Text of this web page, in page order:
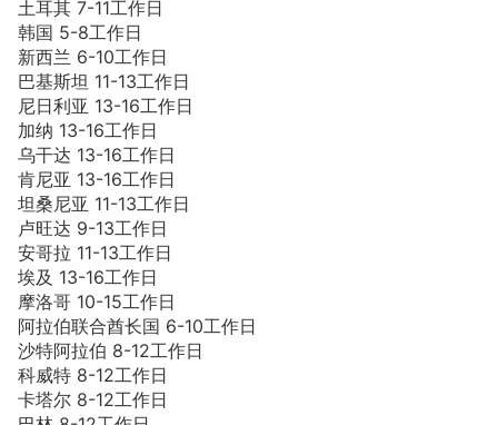
土耳其 7-11工作日
韩国 5-8工作日
新西兰 6-10工作日
巴基斯坦 11-13工作日
尼日利亚 13-16工作日
加纳 13-16工作日
乌干达 13-16工作日
肯尼亚 13-16工作日
坦桑尼亚 11-13工作日
卢旺达 9-13工作日
安哥拉 11-13工作日
埃及 13-16工作日
摩洛哥 10-15工作日
阿拉伯联合酋长国 6-10工作日
沙特阿拉伯 8-12工作日
科威特 8-12工作日
卡塔尔 8-12工作日